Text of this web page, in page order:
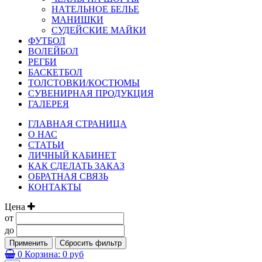
НАТЕЛЬНОЕ БЕЛЬЕ
МАНИШКИ
СУДЕЙСКИЕ МАЙКИ
ФУТБОЛ
ВОЛЕЙБОЛ
РЕГБИ
БАСКЕТБОЛ
ТОЛСТОВКИ/КОСТЮМЫ
СУВЕНИРНАЯ ПРОДУКЦИЯ
ГАЛЕРЕЯ
ГЛАВНАЯ СТРАНИЦА
О НАС
СТАТЬИ
ЛИЧНЫЙ КАБИНЕТ
КАК СДЕЛАТЬ ЗАКАЗ
ОБРАТНАЯ СВЯЗЬ
КОНТАКТЫ
Цена
от
до
Применить Сбросить фильтр
0 Корзина: 0 руб